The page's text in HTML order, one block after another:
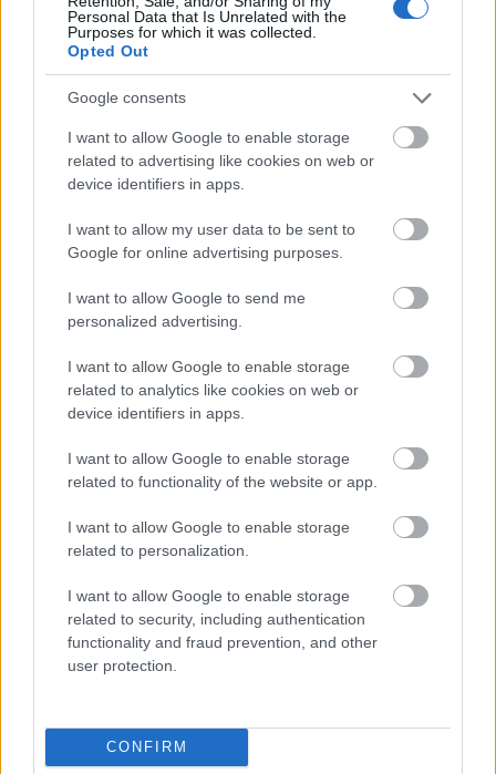
Personal Data that Is Unrelated with the
Purposes for which it was collected.
Opted Out
Google consents
I want to allow Google to enable storage
related to advertising like cookies on web or
device identifiers in apps.
I want to allow my user data to be sent to
Google for online advertising purposes.
I want to allow Google to send me
personalized advertising.
I want to allow Google to enable storage
related to analytics like cookies on web or
device identifiers in apps.
I want to allow Google to enable storage
related to functionality of the website or app.
I want to allow Google to enable storage
related to personalization.
I want to allow Google to enable storage
related to security, including authentication
functionality and fraud prevention, and other
user protection.
CONFIRM